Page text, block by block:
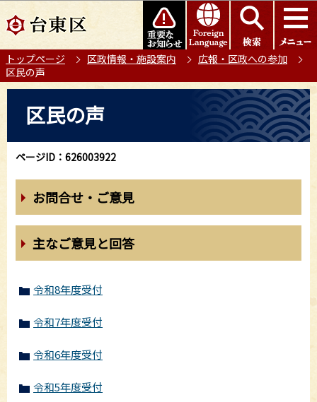
の
ー
ジ
このページの本文へ移動
トップページ 区政情報・施設案内
広報・区政への参加
区民の声
区民の声
ページID：626003922
お問合せ・ご意見
主なご意見と回答
令和8年度受付
令和7年度受付
令和6年度受付
令和5年度受付